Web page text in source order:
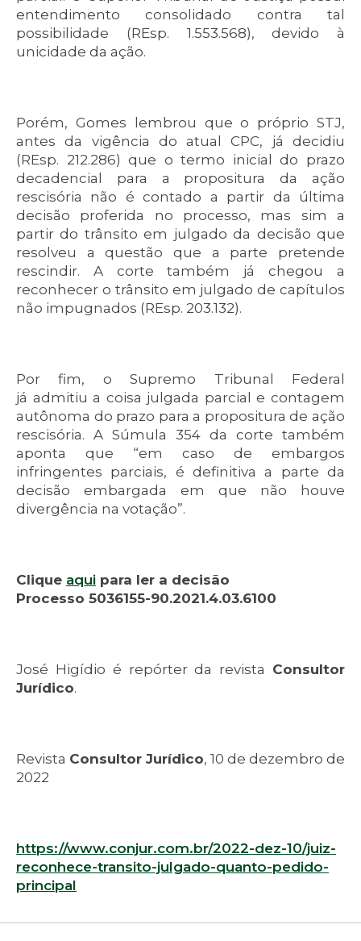
entendimento consolidado contra tal
possibilidade (REsp. 1.553.568), devido à
unicidade da ação.
Porém, Gomes lembrou que o próprio STJ,
antes da vigência do atual CPC, já decidiu
(REsp. 212.286) que o termo inicial do prazo
decadencial para a propositura da ação
rescisória não é contado a partir da última
decisão proferida no processo, mas sim a
partir do trânsito em julgado da decisão que
resolveu a questão que a parte pretende
rescindir. A corte também já chegou a
reconhecer o trânsito em julgado de capítulos
não impugnados (REsp. 203.132).
Por fim, o Supremo Tribunal Federal
já admitiu a coisa julgada parcial e contagem
autônoma do prazo para a propositura de ação
rescisória. A Súmula 354 da corte também
aponta que “em caso de embargos
infringentes parciais, é definitiva a parte da
decisão embargada em que não houve
divergência na votação”.
Clique aqui para ler a decisão
Processo 5036155-90.2021.4.03.6100
José Higídio é repórter da revista Consultor
Jurídico.
Revista Consultor Jurídico, 10 de dezembro de
2022
https://www.conjur.com.br/2022-dez-10/juiz-
reconhece-transito-julgado-quanto-pedido-
principal